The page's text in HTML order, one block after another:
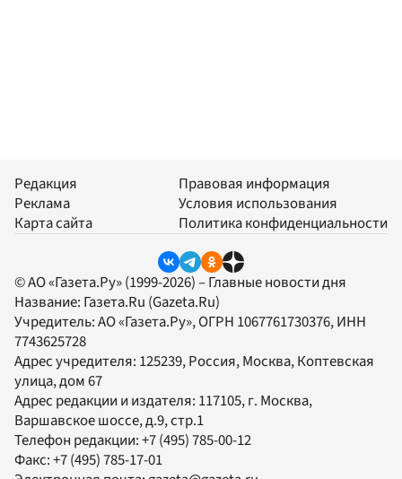
Редакция
Реклама
Карта сайта
Правовая информация
Условия использования
Политика конфиденциальности
© АО «Газета.Ру» (1999-2026) – Главные новости дня
Название: Газета.Ru (Gazeta.Ru)
Учредитель:АО «Газета.Ру», ОГРН 1067761730376, ИНН
7743625728
Адрес учредителя: 125239, Россия, Москва, Коптевская
улица, дом 67
Адрес редакции и издателя: 117105, г. Москва,
Варшавское шоссе, д.9, стр.1
Телефон редакции:+7 (495) 785-00-12
Факс:+7 (495) 785-17-01